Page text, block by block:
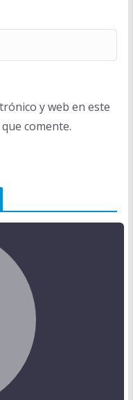
y web en este
comente.